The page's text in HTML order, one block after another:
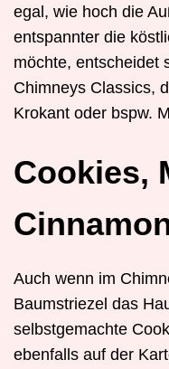
egal, wie hoch die
entspannter die
möchte, entscheidet
Chimneys Classics,
Krokant oder bspw.
Cookies,
Auch wenn im
Baumstriezel das
selbstgemachte
ebenfalls auf der